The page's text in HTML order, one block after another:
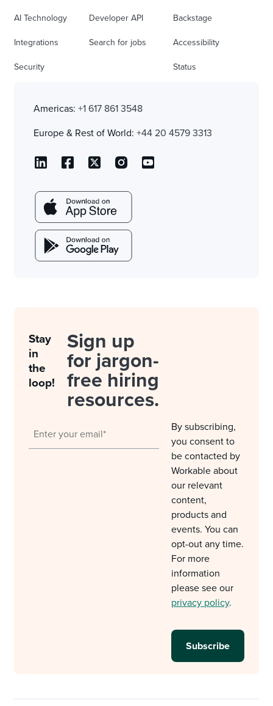
AI Technology
Integrations
Security
Developer API
Search for jobs
Backstage
Accessibility
Status
Americas: +1 617 861 3548
Europe & Rest of World: +44 20 4579 3313
Stay
in
the
loop!
Sign up
for jargon-
free hiring
resources.
By subscribing,
you consent to
be contacted by
Workable about
our relevant
content,
products and
events. You can
opt-out any time.
For more
information
please see our
privacy policy.